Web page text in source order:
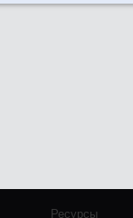
Ресурсы